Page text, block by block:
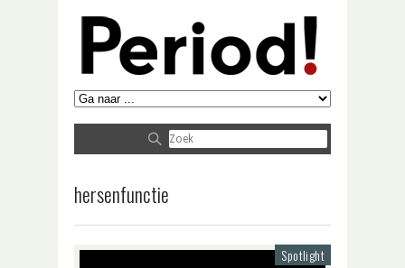
hersenfunctie
Spotlight